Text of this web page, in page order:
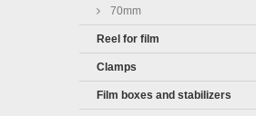
70mm
Reel for film
Clamps
Film boxes and stabilizers